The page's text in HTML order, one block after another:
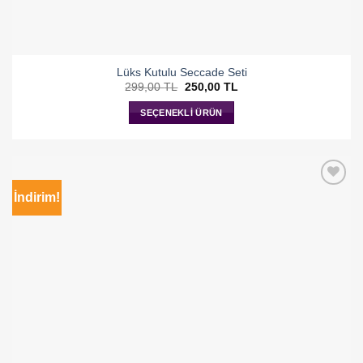
Lüks Kutulu Seccade Seti
299,00TL Orijinal
299,00 TL.
250,00 TLŞu
SEÇENEKLI ÜRÜN
İndirim!